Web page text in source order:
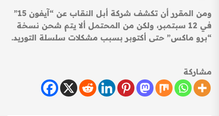
ومن المقرر أن تكشف شركة أبل النقاب عن “آيفون 15”
في 12 سبتمبر، ولكن من المحتمل ألا يتم شحن نسخة
“برو ماكس” حتى أكتوبر بسبب مشكلات سلسلة التوريد.
مشاركة